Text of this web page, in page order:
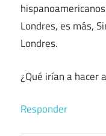
Londres, es más,
Londres.
¿Qué irían a hacer
Responder